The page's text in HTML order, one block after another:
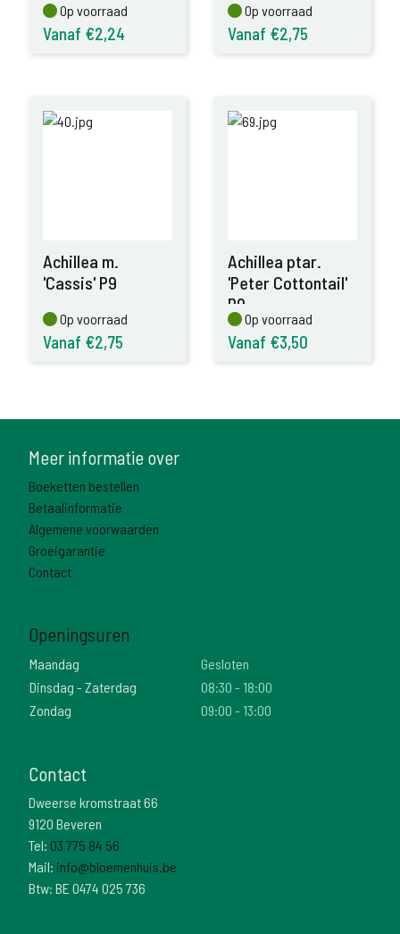
Op voorraad
Op voorraad
Vanaf €2,24
Op voorraad
Op voorraad
Vanaf €2,75
Achillea m.
'Cassis' P9
Op voorraad
Op voorraad
Vanaf €2,75
Achillea ptar.
'Peter Cottontail'
P9
Op voorraad
Op voorraad
Vanaf €3,50
Meer informatie over
Boeketten bestellen
Betaalinformatie
Algemene voorwaarden
Groeigarantie
Contact
Openingsuren
Maandag
Gesloten
Dinsdag - Zaterdag
08:30 - 18:00
Zondag
09:00 - 13:00
Contact
Dweerse kromstraat 66
9120 Beveren
Tel: 03 775 84 56
Mail: info@bloemenhuis.be
Btw: BE 0474 025 736